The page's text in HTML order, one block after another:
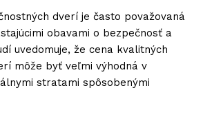
dverí je často považovaná
obavami o bezpečnosť a
uvedomuje, že cena kvalitných
môže byť veľmi výhodná v
stratami spôsobenými